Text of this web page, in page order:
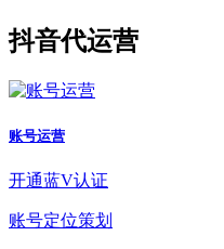
抖音代运营
账号运营
开通蓝V认证
账号定位策划